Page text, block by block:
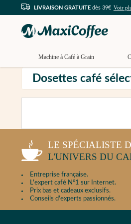
LIVRAISON GRATUITE dès 39€ Voir
Machine à Café à Grain
Dosettes café
LE SPÉCIALISTE
L'UNIVERS DU
Entreprise française.
L'expert café N°1 sur Internet.
Prix bas et cadeaux exclusifs.
Conseils d'experts passionnés.